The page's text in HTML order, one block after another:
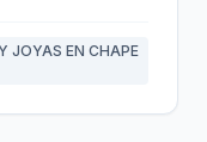
JOYAS EN CHAPE